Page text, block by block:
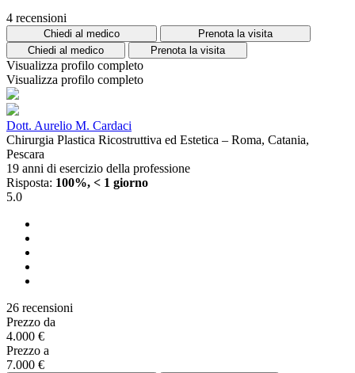
4 recensioni
Chiedi al medico
Prenota la visita
Chiedi al medico
Prenota la visita
Visualizza profilo completo
Visualizza profilo completo
Dott. Aurelio M. Cardaci
Chirurgia Plastica Ricostruttiva ed Estetica – Roma, Catania,
Pescara
19 anni di esercizio della professione
Risposta: 100%, < 1 giorno
5.0
26 recensioni
Prezzo da
4.000 €
Prezzo a
7.000 €